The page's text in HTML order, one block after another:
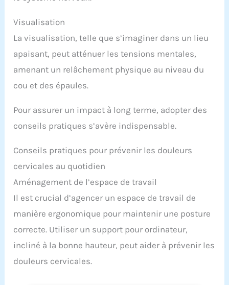
Visualisation
La visualisation, telle que s’imaginer dans un lieu
apaisant, peut atténuer les tensions mentales,
amenant un relâchement physique au niveau du
cou et des épaules.
Pour assurer un impact à long terme, adopter des
conseils pratiques s’avère indispensable.
Conseils pratiques pour prévenir les douleurs
cervicales au quotidien
Aménagement de l’espace de travail
Il est crucial d’agencer un espace de travail de
manière ergonomique pour maintenir une posture
correcte. Utiliser un support pour ordinateur,
incliné à la bonne hauteur, peut aider à prévenir les
douleurs cervicales.